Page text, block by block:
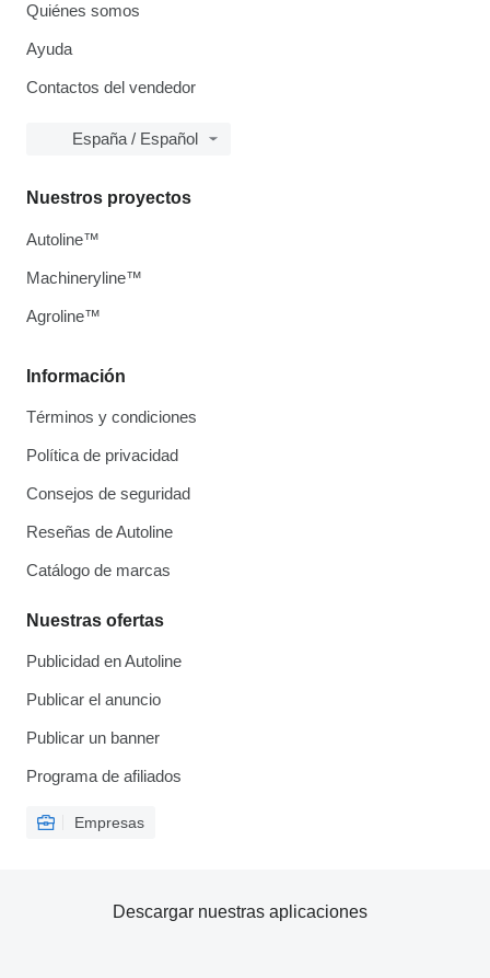
Quiénes somos
Ayuda
Contactos del vendedor
España / Español
Información
Términos y condiciones
Política de privacidad
Consejos de seguridad
Reseñas de Autoline
Catálogo de marcas
Nuestras ofertas
Publicidad en Autoline
Publicar el anuncio
Publicar un banner
Programa de afiliados
Empresas
Nuestros proyectos
Autoline™
Machineryline™
Agroline™
Descargar nuestras aplicaciones